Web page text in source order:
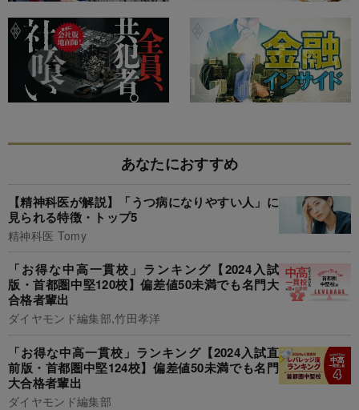
あなたにおすすめ
【精神科医が解説】「うつ病になりやすい人」に
見られる特徴・トップ5
精神科医 Tomy
「お得な中高一貫校」ランキング【2024入試
版・首都圏中堅120校】偏差値50未満でも名門大
合格者輩出
ダイヤモンド編集部,竹田孝洋
「お得な中高一貫校」ランキング【2024入試直
前版・首都圏中堅124校】偏差値50未満でも名門
大合格者輩出
ダイヤモンド編集部